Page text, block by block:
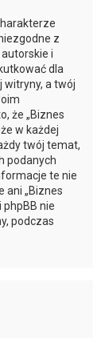
z
i
dla
witryny, a twój
że „Biznes
w każdej
twój temat,
podanych
te nie
ani „Biznes
phpBB nie
podczas